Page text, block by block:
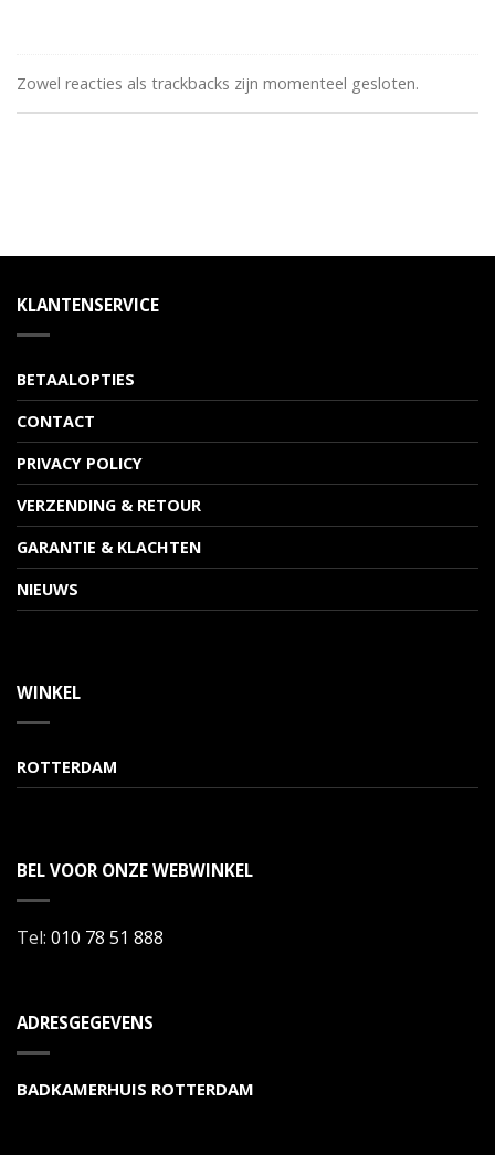
Zowel reacties als trackbacks zijn momenteel gesloten.
KLANTENSERVICE
BETAALOPTIES
CONTACT
PRIVACY POLICY
VERZENDING & RETOUR
GARANTIE & KLACHTEN
NIEUWS
WINKEL
ROTTERDAM
BEL VOOR ONZE WEBWINKEL
Tel: 010 78 51 888
ADRESGEGEVENS
BADKAMERHUIS ROTTERDAM